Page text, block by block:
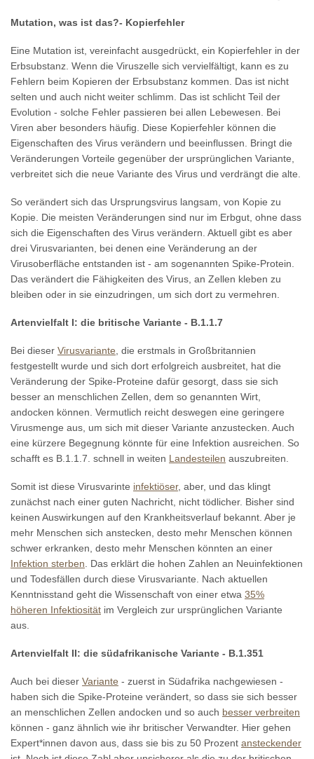
Mutation, was ist das?- Kopierfehler
Eine Mutation ist, vereinfacht ausgedrückt, ein Kopierfehler in der
Erbsubstanz. Wenn die Viruszelle sich vervielfältigt, kann es zu
Fehlern beim Kopieren der Erbsubstanz kommen. Das ist nicht
selten und auch nicht weiter schlimm. Das ist schlicht Teil der
Evolution - solche Fehler passieren bei allen Lebewesen. Bei
Viren aber besonders häufig. Diese Kopierfehler können die
Eigenschaften des Virus verändern und beeinflussen. Bringt die
Veränderungen Vorteile gegenüber der ursprünglichen Variante,
verbreitet sich die neue Variante des Virus und verdrängt die alte.
So verändert sich das Ursprungsvirus langsam, von Kopie zu
Kopie. Die meisten Veränderungen sind nur im Erbgut, ohne dass
sich die Eigenschaften des Virus verändern. Aktuell gibt es aber
drei Virusvarianten, bei denen eine Veränderung an der
Virusoberfläche entstanden ist - am sogenannten Spike-Protein.
Das verändert die Fähigkeiten des Virus, an Zellen kleben zu
bleiben oder in sie einzudringen, um sich dort zu vermehren.
Artenvielfalt I: die britische Variante - B.1.1.7
Bei dieser Virusvariante , die erstmals in Großbritannien
festgestellt wurde und sich dort erfolgreich ausbreitet, hat die
Veränderung der Spike-Proteine dafür gesorgt, dass sie sich
besser an menschlichen Zellen, dem so genannten Wirt,
andocken können. Vermutlich reicht deswegen eine geringere
Virusmenge aus, um sich mit dieser Variante anzustecken. Auch
eine kürzere Begegnung könnte für eine Infektion ausreichen. So
schafft es B.1.1.7. schnell in weiten Landesteilen auszubreiten.
Somit ist diese Virusvarinte infektiöser, aber, und das klingt
zunächst nach einer guten Nachricht, nicht tödlicher. Bisher sind
keinen Auswirkungen auf den Krankheitsverlauf bekannt. Aber je
mehr Menschen sich anstecken, desto mehr Menschen können
schwer erkranken, desto mehr Menschen könnten an einer
Infektion sterben . Das erklärt die hohen Zahlen an Neuinfektionen
und Todesfällen durch diese Virusvariante. Nach aktuellen
Kenntnisstand geht die Wissenschaft von einer etwa 35%
höheren Infektiosität im Vergleich zur ursprünglichen Variante
aus.
Artenvielfalt II: die südafrikanische Variante - B.1.351
Auch bei dieser Variante - zuerst in Südafrika nachgewiesen -
haben sich die Spike-Proteine verändert, so dass sie sich besser
an menschlichen Zellen andocken und so auch besser verbreiten
können - ganz ähnlich wie ihr britischer Verwandter. Hier gehen
Expert*innen davon aus, dass sie bis zu 50 Prozent ansteckender